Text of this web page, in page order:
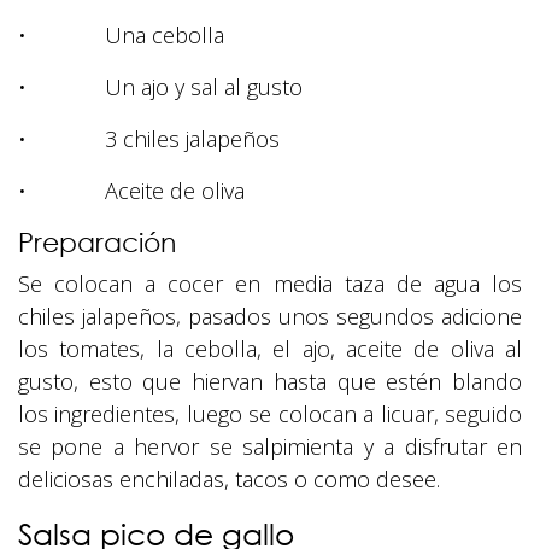
• Una cebolla
• Un ajo y sal al gusto
• 3 chiles jalapeños
• Aceite de oliva
Preparación
Se colocan a cocer en media taza de agua los
chiles jalapeños, pasados unos segundos adicione
los tomates, la cebolla, el ajo, aceite de oliva al
gusto, esto que hiervan hasta que estén blando
los ingredientes, luego se colocan a licuar, seguido
se pone a hervor se salpimienta y a disfrutar en
deliciosas enchiladas, tacos o como desee.
Salsa pico de gallo